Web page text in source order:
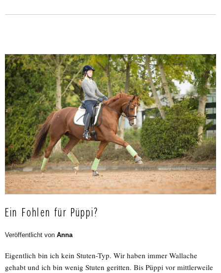
Ein Fohlen für Püppi?
Veröffentlicht von Anna
Eigentlich bin ich kein Stuten-Typ. Wir haben immer Wallache
gehabt und ich bin wenig Stuten geritten. Bis Püppi vor mittlerweile